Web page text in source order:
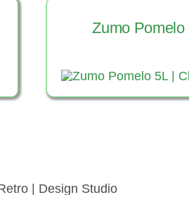
Ver Producto
Zumo Pomelo